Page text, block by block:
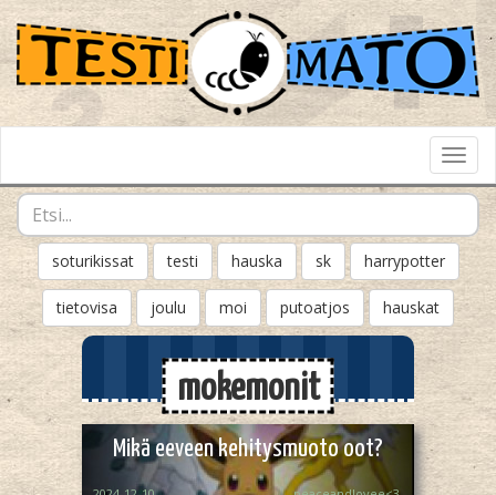
soturikissat testi hauska sk harrypotter
tietovisa joulu moi putoatjos hauskat
mokemonit
Mikä eeveen kehitysmuoto oot?